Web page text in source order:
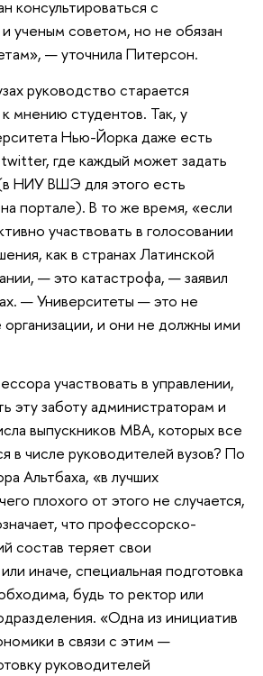
консультироваться с
ученым советом, но не обязан
— уточнила Питерсон.
руководство старается
мнению студентов. Так, у
Нью-Йорка даже есть
где каждый может задать
НИУ ВШЭ для этого есть
на портале). В то же время, «если
участвовать в голосовании
как в странах Латинской
— это катастрофа, — заявил
— Университеты — это не
и они не должны ими
участвовать в управлении,
эту заботу администраторам и
выпускников МВА, которых все
в числе руководителей вузов? По
Альтбаха, «в лучших
плохого от этого не случается,
что профессорско-
состав теряет свои
иначе, специальная подготовка
будь то ректор или
«Одна из инициатив
в связи с этим —
руководителей